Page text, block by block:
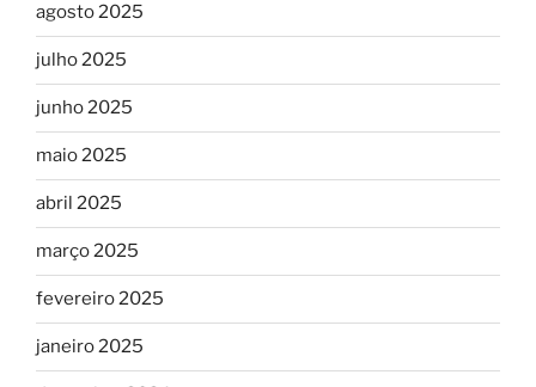
agosto 2025
julho 2025
junho 2025
maio 2025
abril 2025
março 2025
fevereiro 2025
janeiro 2025